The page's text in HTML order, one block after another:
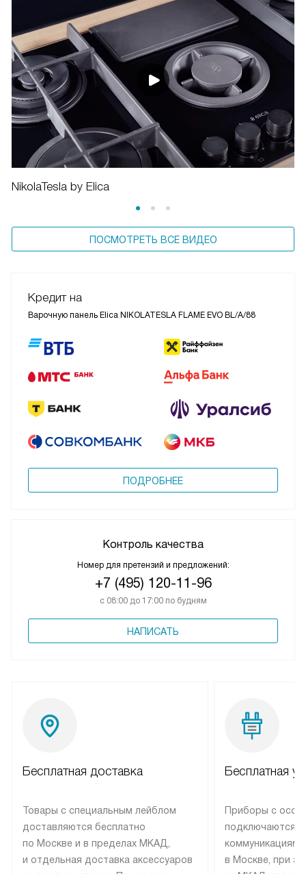
NikolaTesla by Elica
ПОСМОТРЕТЬ ВСЕ ВИДЕО
Кредит на
Варочную панель Elica NIKOLATESLA FLAME EVO BL/A/88
ПОДРОБНЕЕ
Контроль качества
Номер для претензий и предложений:
+7 (495) 120-11-96
с 08:00 до 17:00 по будням
НАПИСАТЬ
Бесплатная доставка
Товары с специальным лейблом
доставляются бесплатно
по Москве и в пределах МКАД,
и отдельная доставка аксессуаров
Бесплатная
Приборы с
подключаются к
коммуникациям
в Москве, при